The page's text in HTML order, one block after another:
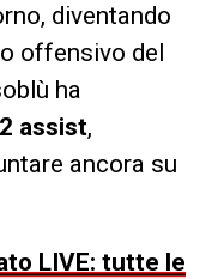
diventando
offensivo del
ha
2 assist,
ancora su
LIVE: tutte le